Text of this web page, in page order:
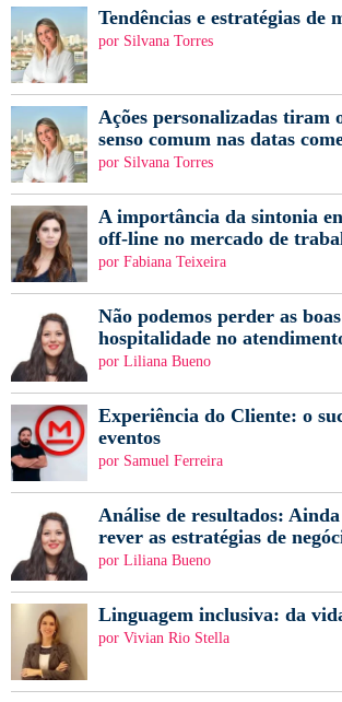
Tendências e estratégias de
por Silvana Torres
Ações personalizadas tiram
senso comum nas datas
por Silvana Torres
A importância da sintonia
off-line no mercado de
por Fabiana Teixeira
Não podemos perder as
hospitalidade no
por Liliana Bueno
Experiência do Cliente: o
eventos
por Samuel Ferreira
Análise de resultados:
rever as estratégias de
por Liliana Bueno
Linguagem inclusiva: da
por Vivian Rio Stella